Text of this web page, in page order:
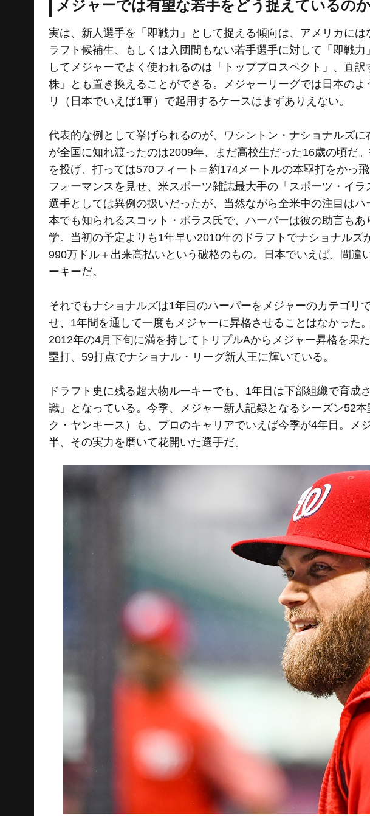
メジャーでは有望な若手をどう捉えているの
実は、新人選手を「即戦力」として捉える傾向は、アメリカに
ラフト候補生、もしくは入団間もない若手選手に対して「即戦
してメジャーでよく使われるのは「トッププロスペクト」、直
株」とも置き換えることができる。メジャーリーグでは日本の
リ（日本でいえば1軍）で起用するケースはまずありえない。
代表的な例として挙げられるのが、ワシントン・ナショナルズ
が全国に知れ渡ったのは2009年、まだ高校生だった16歳の頃だ
を投げ、打っては570フィート＝約174メートルの本塁打をかっ
フォーマンスを見せ、米スポーツ雑誌最大手の「スポーツ・イ
選手としては異例の扱いだったが、当然ながら全米中の注目は
本でも知られるスコット・ボラス氏で、ハーパーは彼の助言も
学。当初の予定よりも1年早い2010年のドラフトでナショナル
990万ドル＋出来高払いという破格のもの。日本でいえば、間違
ーキーだ。
それでもナショナルズは1年目のハーパーをメジャーのカテゴリ
せ、1年間を通して一度もメジャーに昇格させることはなかった
2012年の4月下旬に満を持してトリプルAからメジャー昇格を果
塁打、59打点でナショナル・リーグ新人王に輝いている。
ドラフト史に残る超大物ルーキーでも、1年目は下部組織で育成
識」となっている。今季、メジャー新人記録となるシーズン52
ク・ヤンキース）も、プロのキャリアでいえば今季が4年目。メ
半、その実力を磨いて花開いた選手だ。